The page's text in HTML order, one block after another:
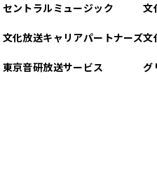
セントラルミュージック
文化放送キャリアパートナーズ
東京音研放送サービス
文
文
グ